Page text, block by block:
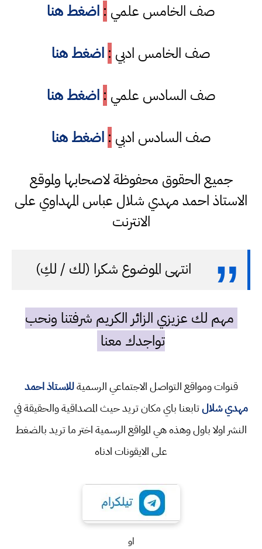
صف الخامس علمي : اضغط هنا
صف الخامس ادبي : اضغط هنا
صف السادس علمي : اضغط هنا
صف السادس ادبي : اضغط هنا
جميع الحقوق محفوظة لاصحابها ولموقع
الاستاذ احمد مهدي شلال عباس المهداوي على
الانترنت
انتهى الموضوع شكرا (لك / لكِ)
مهم لك عزيزي الزائر الكريم شرفتنا ونحب
تواجدك معنا
قنوات ومواقع التواصل الاجتماعي الرسميةللاستاذ احمد
مهدي شلالتابعنا باي مكان تريد حيث المصداقية والحقيقة في
النشر اولا باول وهذه هي المواقع الرسمية اختر ما تريد بالضغط
على الايقونات ادناه
او